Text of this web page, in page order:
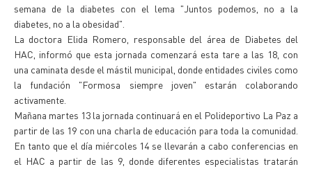
semana de la diabetes con el lema "Juntos podemos, no a la
diabetes, no a la obesidad".
La doctora Elida Romero, responsable del área de Diabetes del
HAC, informó que esta jornada comenzará esta tare a las 18, con
una caminata desde el mástil municipal, donde entidades civiles como
la fundación "Formosa siempre joven" estarán colaborando
activamente.
Mañana martes 13 la jornada continuará en el Polideportivo La Paz a
partir de las 19 con una charla de educación para toda la comunidad.
En tanto que el día miércoles 14 se llevarán a cabo conferencias en
el HAC a partir de las 9, donde diferentes especialistas tratarán